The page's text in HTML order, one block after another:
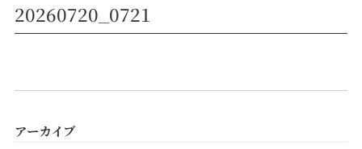
20260720_0721
アーカイブ